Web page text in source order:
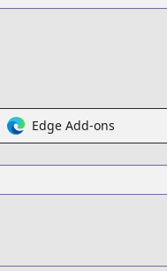
Edge Add-ons